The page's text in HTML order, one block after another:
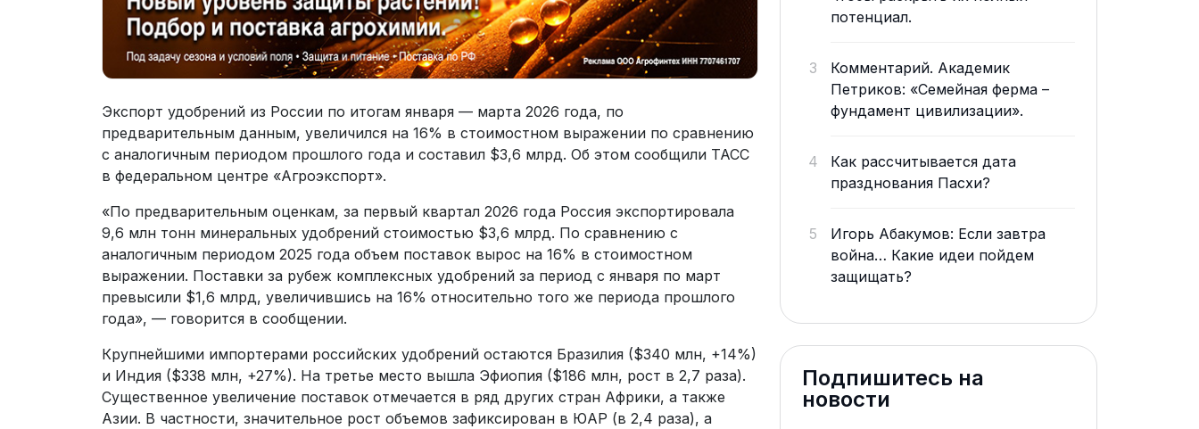
Экспорт удобрений из России по итогам января — марта 2026 года, по
предварительным данным, увеличился на 16% в стоимостном выражении по сравнению
с аналогичным периодом прошлого года и составил $3,6 млрд. Об этом сообщили ТАСС
в федеральном центре «Агроэкспорт».
«По предварительным оценкам, за первый квартал 2026 года Россия экспортировала
9,6 млн тонн минеральных удобрений стоимостью $3,6 млрд. По сравнению с
аналогичным периодом 2025 года объем поставок вырос на 16% в стоимостном
выражении. Поставки за рубеж комплексных удобрений за период с января по март
превысили $1,6 млрд, увеличившись на 16% относительно того же периода прошлого
года», — говорится в сообщении.
Крупнейшими импортерами российских удобрений остаются Бразилия ($340 млн, +14%)
и Индия ($338 млн, +27%). На третье место вышла Эфиопия ($186 млн, рост в 2,7 раза).
Существенное увеличение поставок отмечается в ряд других стран Африки, а также
Азии. В частности, значительное рост объемов зафиксирован в ЮАР (в 2,4 раза), а
потенциал.
3
Комментарий. Академик
Петриков: «Семейная ферма –
фундамент цивилизации».
4
Как рассчитывается дата
празднования Пасхи?
5
Игорь Абакумов: Если завтра
война… Какие идеи пойдем
защищать?
Подпишитесь на
новости